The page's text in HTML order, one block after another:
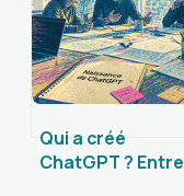
Qui a créé
ChatGPT ? Entre